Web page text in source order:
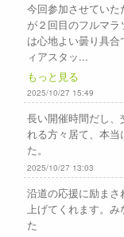
今回参加させてい
が２回目のフルマ
は心地よい曇り具
ィアスタッ...
もっと見る
2025/10/27 15:49
長い開催時間だし、
れる方々居て、本
た。
2025/10/27 13:03
沿道の応援に励ま
上げてくれます。
た